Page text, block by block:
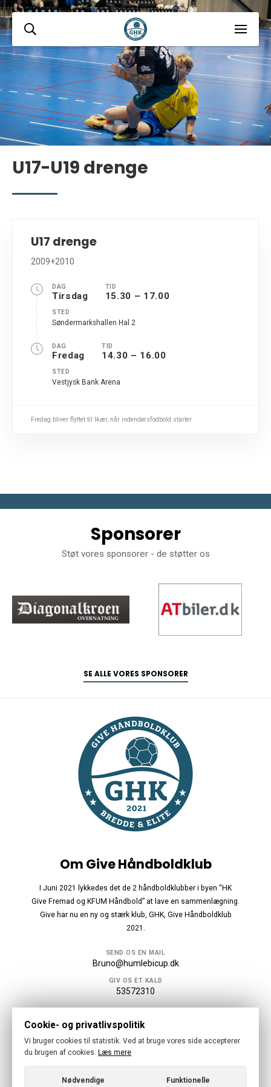
U17-U19 drenge
U17 drenge
2009+2010
DAG
Tirsdag
TID
15.30 – 17.00
STED
Søndermarkshallen Hal 2
DAG
Fredag
TID
14.30 – 16.00
STED
Vestjysk Bank Arena
Fredag bliver flyttet til Ikær, når indendørsfodbold starter
Sponsorer
Støt vores sponsorer - de støtter os
SE ALLE VORES SPONSORER
Om Give Håndboldklub
I Juni 2021 lykkedes det de 2 håndboldklubber i byen “HK
Give Fremad og KFUM Håndbold” at lave en sammenlægning.
Give har nu en ny og stærk klub, GHK, Give Håndboldklub
2021.
SEND OS EN MAIL
Bruno@humlebicup.dk
GIV OS ET KALD
53572310
Følg os
Cookie- og privatlivspolitik
Vi bruger cookies til statistik. Ved at bruge vores side accepterer
du brugen af cookies. Læs mere
Nødvendige Funktionelle